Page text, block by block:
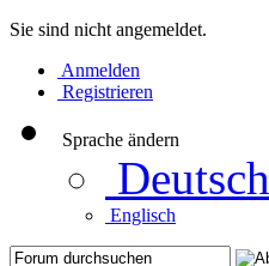
Sie sind nicht angemeldet.
Anmelden
Registrieren
Sprache ändern
Deutsch
Englisch